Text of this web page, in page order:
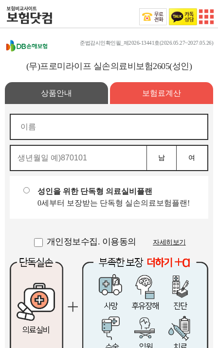
준법감시인확인필_제2026-13441호(2026.05.27~2027.05.26)
(무)프로미라이프 실손의료비보험2605(성인)
상품안내 보험료계산
남 여
성인을 위한 단독형 의료실비플랜
0세부터 보장받는 단독형 실손의료보험플랜!
개인정보수집. 이용동의 자세히보기